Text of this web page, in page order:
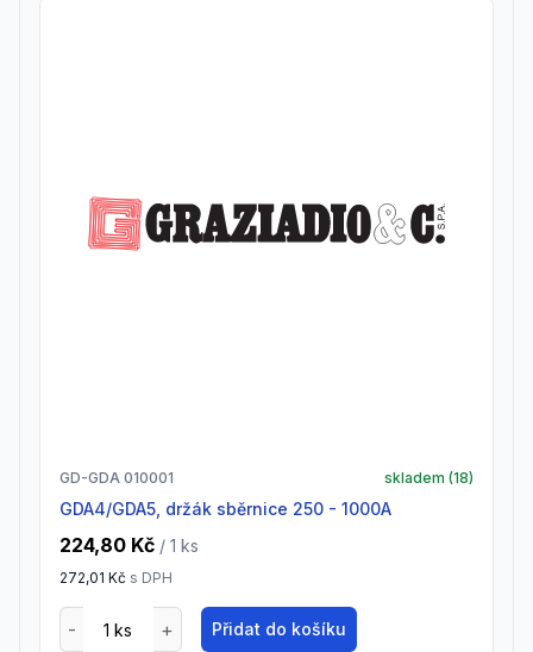
GD-GDA 010001 skladem (18)
GDA4/GDA5, držák sběrnice 250 - 1000A
224,80 Kč / 1 ks
272,01 Kč s DPH
Přidat do košíku